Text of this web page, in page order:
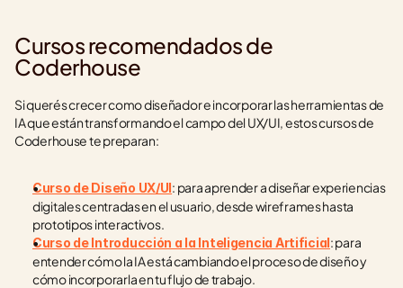
Cursos recomendados de
Coderhouse
Si querés crecer como diseñador e incorporar las herramientas de
IA que están transformando el campo del UX/UI, estos cursos de
Coderhouse te preparan:
Curso de Diseño UX/UI: para aprender a diseñar experiencias
digitales centradas en el usuario, desde wireframes hasta
prototipos interactivos.
Curso de Introducción a la Inteligencia Artificial: para
entender cómo la IA está cambiando el proceso de diseño y
cómo incorporarla en tu flujo de trabajo.